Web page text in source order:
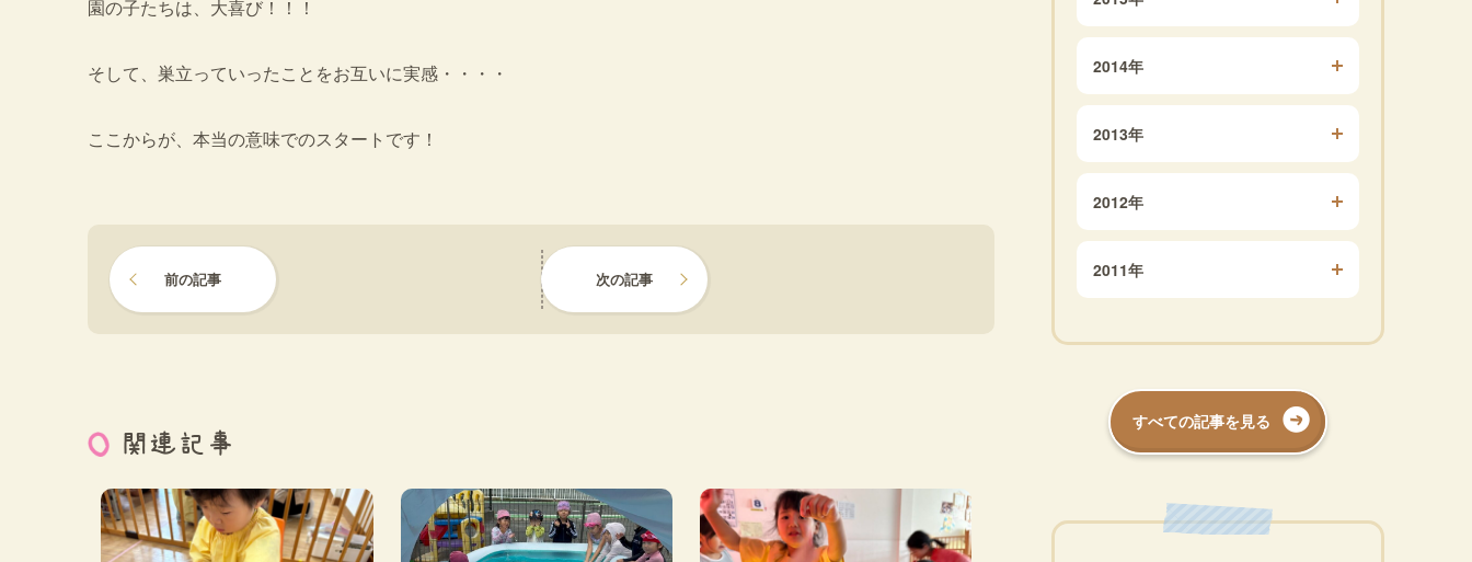
園の子たちは、大喜び！！！
そして、巣立っていったことをお互いに実感・・・・
ここからが、本当の意味でのスタートです！
前の記事 次の記事
関連記事
2014年
2013年
2012年
2011年
すべての記事を見る